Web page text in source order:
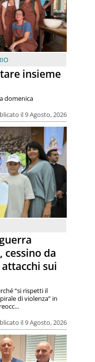
insieme
il 9 Agosto, 2026
domenica
cessino da
sui
il 9 Agosto, 2026
“si rispetti il
di violenza” in